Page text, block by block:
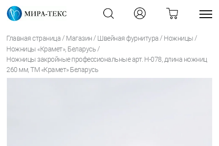
Главная страница / Магазин / Швейная фурнитура / Ножницы /
Ножницы «Крамет», Беларусь /
Ножницы закройные профессиональные арт. Н-078, длина ножниц
260 мм, ТМ «Крамет» Беларусь